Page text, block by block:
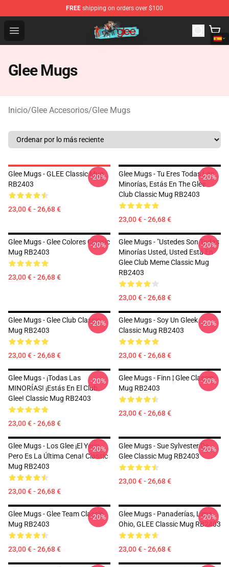
FREE shipping on orders over $100
Open menu
Glee Store - Official Glee Merchandise Shop
Glee Mugs
Inicio/Glee Accesorios/Glee Mugs
Glee Mugs - GLEE Classic Mug
RB2403
23,00 € - 26,68 €
-20%
Glee Mugs - Tu Eres Todas Las
Minorías, Estás En The Glee
Club Classic Mug RB2403
23,00 € - 26,68 €
-20%
Glee Mugs - Glee Colores Classic
Mug RB2403
23,00 € - 26,68 €
-20%
Glee Mugs - "ustedes Son Todas
Minorías Usted, Usted Está En
Glee Club Meme Classic Mug
RB2403
23,00 € - 26,68 €
-20%
Glee Mugs - Glee Club Classic
Mug RB2403
23,00 € - 26,68 €
-20%
Glee Mugs - Soy Un Gleek
Classic Mug RB2403
23,00 € - 26,68 €
-20%
Glee Mugs - ¡Todas Las
MINORÍAS! ¡Estás En El Club
Glee! Classic Mug RB2403
23,00 € - 26,68 €
-20%
Glee Mugs - Finn ¦ Glee Classic
Mug RB2403
23,00 € - 26,68 €
-20%
Glee Mugs - Los Glee ¡El Yeso,
Pero Es La Última Cena! Classic
Mug RB2403
23,00 € - 26,68 €
-20%
Glee Mugs - Sue Sylvester De
Glee Classic Mug RB2403
23,00 € - 26,68 €
-20%
Glee Mugs - Glee Team Classic
Mug RB2403
23,00 € - 26,68 €
-20%
Glee Mugs - Panaderías, Lima,
Ohio, GLEE Classic Mug RB2403
23,00 € - 26,68 €
-20%